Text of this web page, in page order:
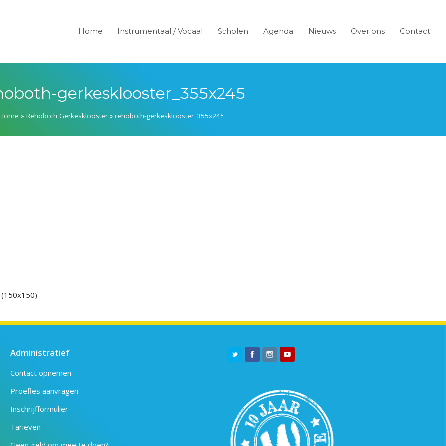
Home Instrumentaal / Vocaal Scholen Agenda Nieuws Over ons Contact
gerkesklooster_355x245
» Rehoboth Gerkesklooster» rehoboth-gerkesklooster_355x245
Administratief
Contact opnemen
Proefles aanvragen
Inschrijfformulier
Tarieven